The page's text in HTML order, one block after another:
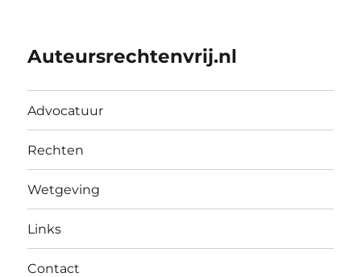
Auteursrechtenvrij.nl
Advocatuur
Rechten
Wetgeving
Links
Contact